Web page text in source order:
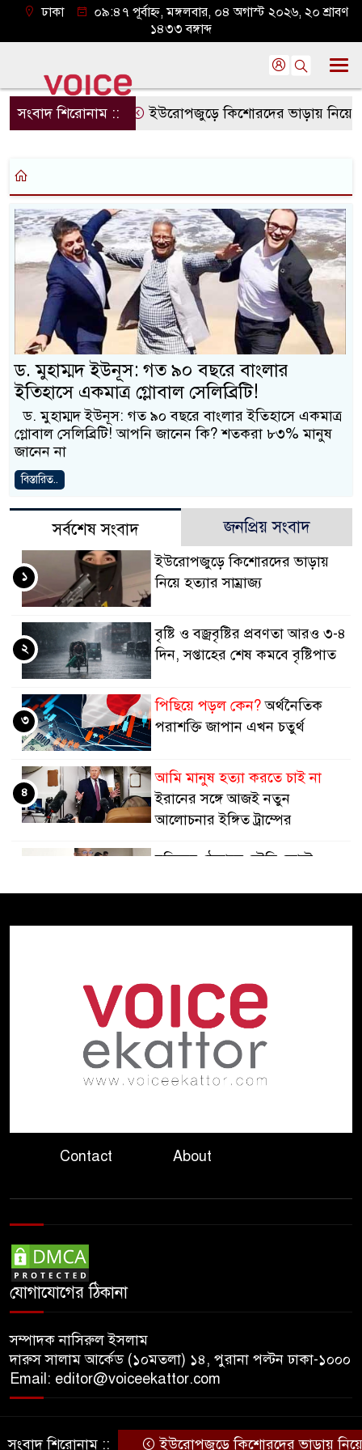
ঢাকা
০৯:৪৭ পূর্বাহ্ন, মঙ্গলবার, ০৪ অগাস্ট ২০২৬, ২০ শ্রাবণ
১৪৩৩ বঙ্গাব্দ
সংবাদ শিরোনাম :: ইউরোপজুড়ে কিশোরদের ভাড়ায় নিয়ে
ড. মুহাম্মদ ইউনূস: গত ৯০ বছরে বাংলার
ইতিহাসে একমাত্র গ্লোবাল সেলিব্রিটি!
ড. মুহাম্মদ ইউনূস: গত ৯০ বছরে বাংলার ইতিহাসে একমাত্র
গ্লোবাল সেলিব্রিটি! আপনি জানেন কি? শতকরা ৮৩% মানুষ
জানেন না
বিস্তারিত..
সর্বশেষ সংবাদ জনপ্রিয় সংবাদ
ইউরোপজুড়ে কিশোরদের ভাড়ায়
নিয়ে হত্যার সাম্রাজ্য
১
বৃষ্টি ও বজ্রবৃষ্টির প্রবণতা আরও ৩-৪
দিন, সপ্তাহের শেষ কমবে বৃষ্টিপাত
২
পিছিয়ে পড়ল কেন?অর্থনৈতিক
পরাশক্তি জাপান এখন চতুর্থ
৩
আমি মানুষ হত্যা করতে চাই না
ইরানের সঙ্গে আজই নতুন
আলোচনার ইঙ্গিত ট্রাম্পের
৪
হুতিদের ঠেকাতে সৌদি জোটে,
কোটি টাকার যন্ত্র
প্রধানমন্ত্রীর সঙ্গে যুক্তরাষ্ট্রের দক্ষিণ ও
মধ্য এশিয়াবিষয়ক বিশেষ দূতের
সাক্ষাৎ
পড়ে প্রাণ হারালেন দুই পর্যটক
৯
১০
Contact About
যোগাযোগের ঠিকানা
সম্পাদক নাসিরুল ইসলাম
দারুস সালাম আর্কেড (১০মতলা) ১৪, পুরানা পল্টন ঢাকা-১০০০
Email: editor@voiceekattor.com
© Copyright By © Voice Ekattor
সংবাদ শিরোনাম :: ইউরোপজুড়ে কিশোরদের ভাড়ায় নিয়ে